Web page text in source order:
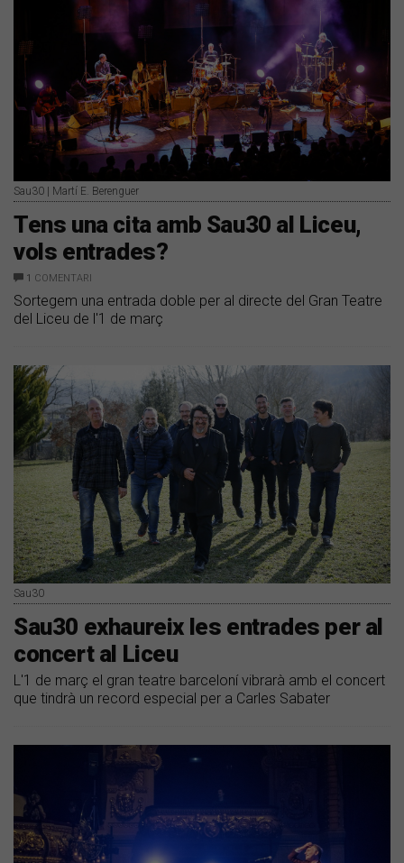
Sau30 | Martí E. Berenguer
Tens una cita amb Sau30 al Liceu,
vols entrades?
1 COMENTARI
Sortegem una entrada doble per al directe del Gran Teatre
del Liceu de l'1 de març
Sau30
Sau30 exhaureix les entrades per al
concert al Liceu
L'1 de març el gran teatre barceloní vibrarà amb el concert
que tindrà un record especial per a Carles Sabater